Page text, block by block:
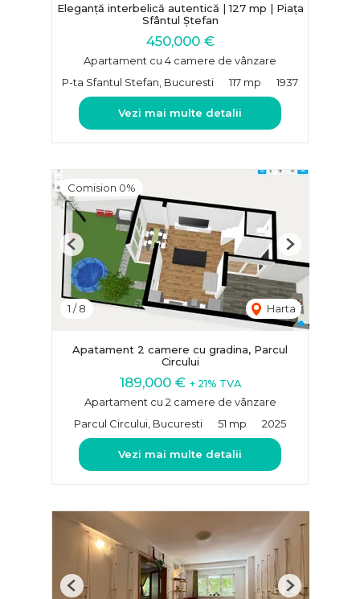
Eleganță interbelică autentică | 127 mp | Piața
Sfântul Ștefan
450,000 €
Apartament cu 4 camere de vânzare
P-ta Sfantul Stefan, Bucuresti
117 mp 1937
Vezi mai multe detalii
Comision 0%
1 /8 Harta
Previous Next
Apatament 2 camere cu gradina, Parcul
Circului
189,000 € + 21% TVA
Apartament cu 2 camere de vânzare
Parcul Circului, Bucuresti
51 mp 2025
Vezi mai multe detalii
Previous Next